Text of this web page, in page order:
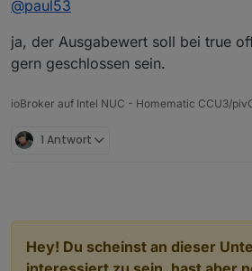
        "maxLength": 10,
        "retention": 0,
"storageType":
      }
    "object": 1636,
"owner":
"ownerGroup":
@paul53
ja, der Ausgabewert soll bei true
gern geschlossen sein.
ioBroker auf Intel NUC - Homematic CCU3/
1 Antwort
Hey! Du scheinst an dieser